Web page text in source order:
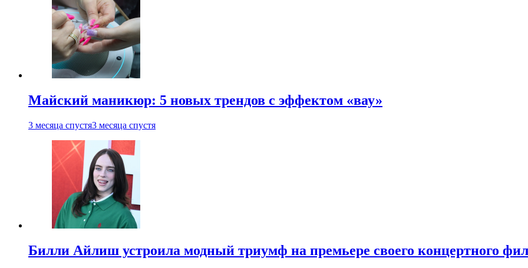
Майский маникюр: 5 новых трендов с эффектом «вау»
3 месяца спустя3 месяца спустя
Билли Айлиш устроила модный триумф на премьере своего концертного